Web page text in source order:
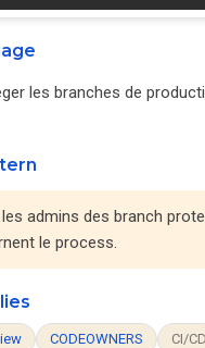
les branches de
les admins des branch
le process.
CODEOWNERS CI/CD